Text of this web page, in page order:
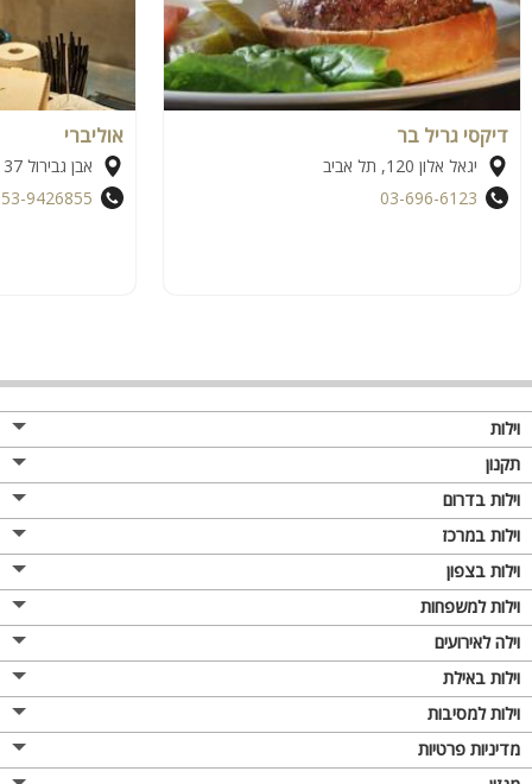
דיקסי גריל בר
יגאל אלון 120, תל אביב
03-696-6123
אוליברי
אבן גבירול 137, תל אביב
9426855
וילות
תקנון
וילות בדרום
וילות במרכז
וילות בצפון
וילות למשפחות
וילה לאירועים
וילות באילת
וילות למסיבות
מדיניות פרטיות